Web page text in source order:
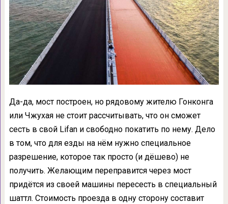
Да-да, мост построен, но рядовому жителю Гонконга
или Чжухая не стоит рассчитывать, что он сможет
сесть в свой Lifan и свободно покатить по нему. Дело
в том, что для езды на нём нужно специальное
разрешение, которое так просто (и дёшево) не
получить. Желающим переправится через мост
придётся из своей машины пересесть в специальный
шаттл. Стоимость проезда в одну сторону составит